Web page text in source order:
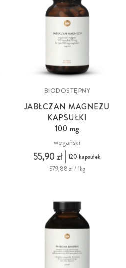
BIODOSTĘPNY
JABŁCZAN MAGNEZU
KAPSUŁKI
100 mg
wegański
55,90 zł
120 kapsułek
579,88 zł / 1kg